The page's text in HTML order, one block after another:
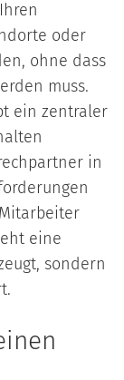
oder
ohne dass
muss.
ein zentraler
in
eine
sondern